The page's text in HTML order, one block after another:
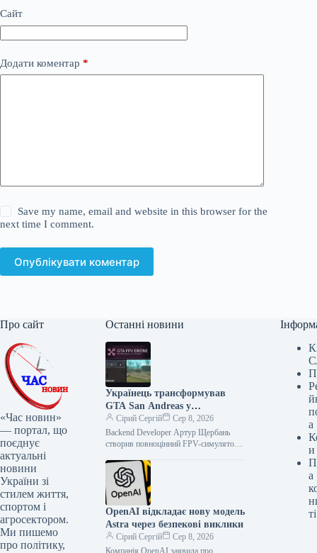
Сайт
Додати коментар *
Save my name, email and website in this browser for the
next time I comment.
Опублікувати коментар
Про сайт
«Час новин»
— портал, що
поєднує
актуальні
новини
України зі
стилем життя,
спортом і
агросектором.
Ми пишемо
про політику,
Останні новини
Українець трансформував
GTA San Andreas у
реалістичний симулятор FPV-
дрона
Сірий Сергій
Сер 8, 2026
Backend Developer Артур Щербань
створив повноцінний FPV-симулятор
Andreas. Його скрипт для MoonLoader
додає у гру…
OpenAI відкладає нову модель
Astra через безпекові виклики
Сірий Сергій
Сер 8, 2026
Компанія OpenAI заявила про
а
и
а
ті